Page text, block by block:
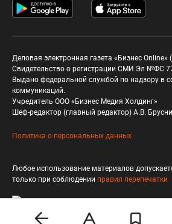
Деловая электронная газета «Бизнес Online»
Свидетельство о регистрации СМИ Эл №ФС
Выдано федеральной службой по надзору в
коммуникаций.
Учредитель ООО «Бизнес Медия Холдинг»
Шеф-редактор (главный редактор) А.В.
Политика о персональных данных
Любое использование материалов
только при соблюдении правил перепечатки